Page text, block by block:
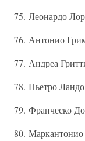
75. Леонардо
76. Антонио
77. Андреа
78. Пьетро
79. Франческо
80.